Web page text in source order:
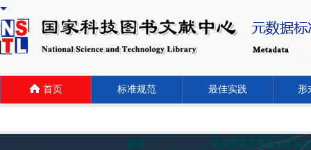
首页 标准规范 最佳实践 形